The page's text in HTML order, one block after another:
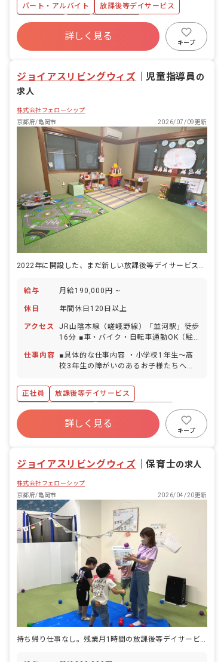
バイク・自転車通勤OK！駐車場、駐輪場
は無料で利用できます！
パート・アルバイト
放課後等デイサービス
土日祝休み
有給
残業少なめ
産休育休制度
車通勤可
詳しく見る
キープ
ジョイアスリビングウィズ 児童指導員 の
求人
株式会社フェローシップ
京都府/亀岡市
2026/07/09更新
2022年に開設した、まだ新しい放課後等デイサービス。定員10名で一日の歩みを積み重ねます。
給与 月給190,000円 ~
休日 年間休日120日以上
アクセス
JR山陰本線（嵯峨野線）「並河駅」徒歩
16分 ■車・バイク・自転車通勤OK（駐
仕事内容
■具体的な仕事内容 ・小学校1年生～高
校3年生の障がいのあるお子様たちへの
などの送迎業務 ・個別支援計画に基づい
た、個別トレーニング・集団トレーニン
グ ・連絡帳記入 ・保護者対応 ■保育理
念 ジョイアスリビングは、素直で優しい
気持ちを持った子どもたちの「こころ」
奇心を育て、可能性を広げる環境づく
就労という観点から社会生活に必要な日
常生活における基本的な動作や社会性を
身につけていけるよう療育支援を提供す
ると共に、安心して過ごせる時間を提供
していきます。
正社員
放課後等デイサービス
ボーナス・賞与あり
年間休日120日以上
社会保険完備
有給
残業少なめ
詳しく見る
キープ
ジョイアスリビングウィズ ｜保育士の求人
株式会社フェローシップ
京都府/亀岡市
2026/04/20更新
持ち帰り仕事なし。残業月1時間の放課後等デイサービス。